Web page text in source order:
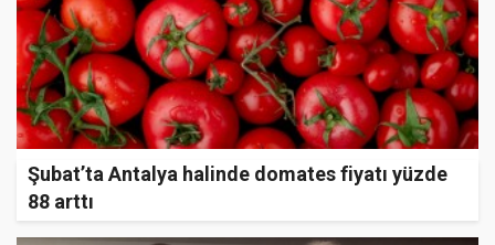
Şubat’ta Antalya halinde domates fiyatı yüzde
88 arttı